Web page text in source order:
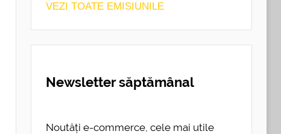
VEZI TOATE EMISIUNILE
Newsletter săptămânal
Noutăți e-commerce, cele mai utile